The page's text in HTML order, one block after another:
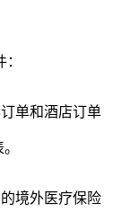
单和酒店订单
境外医疗保险